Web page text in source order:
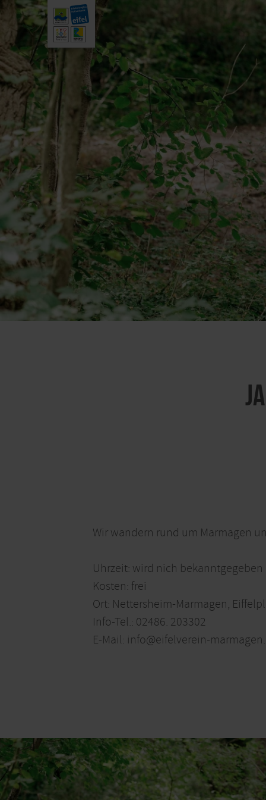
Wir wandern rund um Marmagen
Uhrzeit: wird nich bekanntgegeben
Kosten: frei
Ort: Nettersheim-Marmagen,
Info-Tel.: 02486. 203302
E-Mail: info@eifelverein-